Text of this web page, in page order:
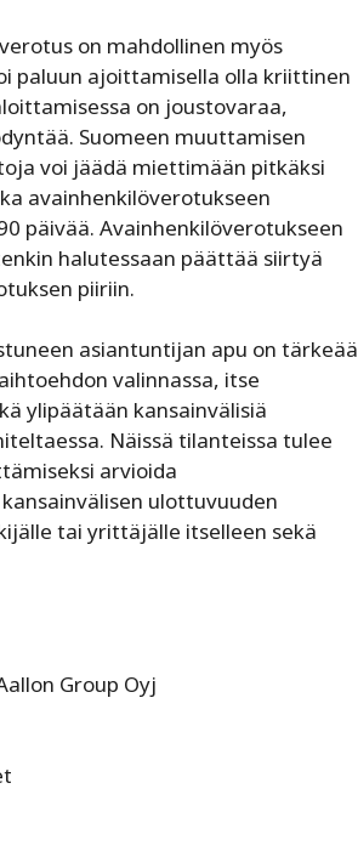
on mahdollinen myös
paluun ajoittamisella olla kriittinen
on joustovaraa,
Suomeen muuttamisen
voi jäädä miettimään pitkäksi
avainhenkilöverotukseen
päivää. Avainhenkilöverotukseen
halutessaan päättää siirtyä
piiriin.
asiantuntijan apu on tärkeää
valinnassa, itse
ylipäätään kansainvälisiä
Näissä tilanteissa tulee
arvioida
ulottuvuuden
tai yrittäjälle itselleen sekä
Group Oyj